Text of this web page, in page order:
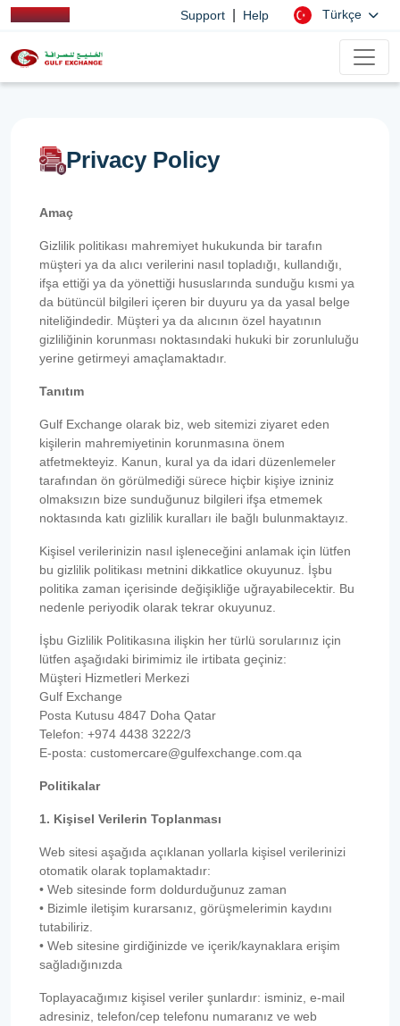
Support Help Türkçe
Privacy Policy
Amaç
Gizlilik politikası mahremiyet hukukunda bir tarafın
müşteri ya da alıcı verilerini nasıl topladığı, kullandığı,
ifşa ettiği ya da yönettiği hususlarında sunduğu kısmi ya
da bütüncül bilgileri içeren bir duyuru ya da yasal belge
niteliğindedir. Müşteri ya da alıcının özel hayatının
gizliliğinin korunması noktasındaki hukuki bir zorunluluğu
yerine getirmeyi amaçlamaktadır.
Tanıtım
Gulf Exchange olarak biz, web sitemizi ziyaret eden
kişilerin mahremiyetinin korunmasına önem
atfetmekteyiz. Kanun, kural ya da idari düzenlemeler
tarafından ön görülmediği sürece hiçbir kişiye izniniz
olmaksızın bize sunduğunuz bilgileri ifşa etmemek
noktasında katı gizlilik kuralları ile bağlı bulunmaktayız.
Kişisel verilerinizin nasıl işleneceğini anlamak için lütfen
bu gizlilik politikası metnini dikkatlice okuyunuz. İşbu
politika zaman içerisinde değişikliğe uğrayabilecektir. Bu
nedenle periyodik olarak tekrar okuyunuz.
İşbu Gizlilik Politikasına ilişkin her türlü sorularınız için
lütfen aşağıdaki birimimiz ile irtibata geçiniz:
Müşteri Hizmetleri Merkezi
Gulf Exchange
Posta Kutusu 4847 Doha Qatar
Telefon: +974 4438 3222/3
E-posta: customercare@gulfexchange.com.qa
Politikalar
1. Kişisel Verilerin Toplanması
Web sitesi aşağıda açıklanan yollarla kişisel verilerinizi
otomatik olarak toplamaktadır:
• Web sitesinde form doldurduğunuz zaman
• Bizimle iletişim kurarsanız, görüşmelerimin kaydını
tutabiliriz.
• Web sitesine girdiğinizde ve içerik/kaynaklara erişim
sağladığınızda
Toplayacağımız kişisel veriler şunlardır: isminiz, e-mail
adresiniz, telefon/cep telefonu numaranız ve web